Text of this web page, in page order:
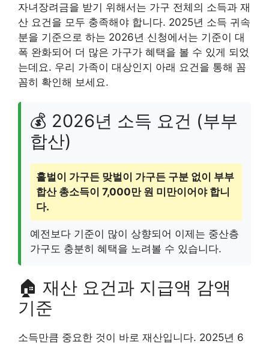
자녀장려금을 받기 위해서는 가구 전체의 소득과 재
산 요건을 모두 충족해야 합니다. 2025년 소득 귀속
분을 기준으로 하는 2026년 신청에서는 기준이 대
폭 완화되어 더 많은 가구가 혜택을 볼 수 있게 되었
는데요. 우리 가족이 대상인지 아래 요건을 통해 꼼
꼼히 확인해 보세요.
💰 2026년 소득 요건 (부부
합산)
홑벌이 가구든 맞벌이 가구든 구분 없이 부부
합산 총소득이 7,000만 원 미만이어야 합니
다.
예전보다 기준이 많이 상향되어 이제는 중산층
가구도 충분히 혜택을 노려볼 수 있습니다.
🏠 재산 요건과 지급액 감액
기준
소득만큼 중요한 것이 바로 재산입니다. 2025년 6